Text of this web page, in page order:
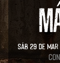
sáb 29 de mar